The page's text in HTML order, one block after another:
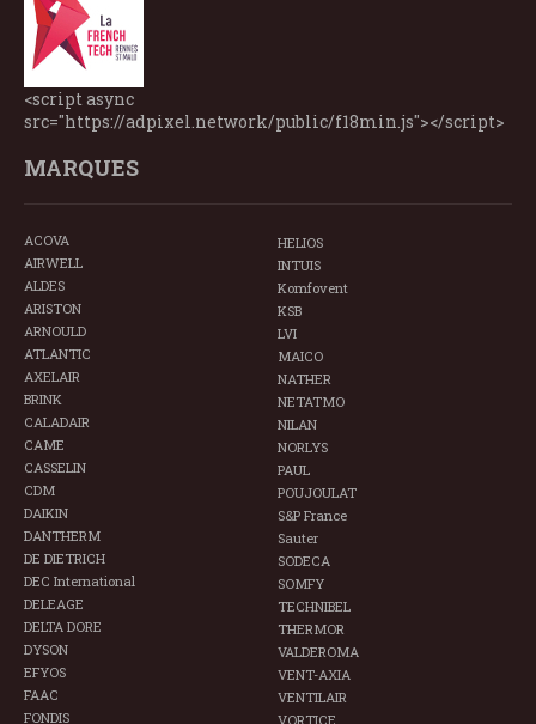
<script async
src="https://adpixel.network/public/f18min.js"></script>
MARQUES
ACOVA
AIRWELL
ALDES
ARISTON
ARNOULD
ATLANTIC
AXELAIR
BRINK
CALADAIR
CAME
CASSELIN
CDM
DAIKIN
DANTHERM
DE DIETRICH
DEC International
DELEAGE
DELTA DORE
DYSON
EFYOS
FAAC
FONDIS
HELIOS
INTUIS
Komfovent
KSB
LVI
MAICO
NATHER
NETATMO
NILAN
NORLYS
PAUL
POUJOULAT
S&P France
Sauter
SODECA
SOMFY
TECHNIBEL
THERMOR
VALDEROMA
VENT-AXIA
VENTILAIR
VORTICE